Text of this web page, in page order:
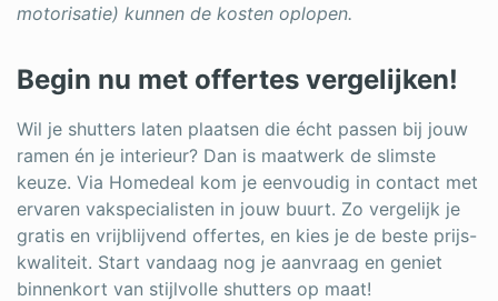
motorisatie) kunnen de kosten oplopen.
Begin nu met offertes vergelijken!
Wil je shutters laten plaatsen die écht passen bij jouw
ramen én je interieur? Dan is maatwerk de slimste
keuze. Via Homedeal kom je eenvoudig in contact met
ervaren vakspecialisten in jouw buurt. Zo vergelijk je
gratis en vrijblijvend offertes, en kies je de beste prijs-
kwaliteit. Start vandaag nog je aanvraag en geniet
binnenkort van stijlvolle shutters op maat!